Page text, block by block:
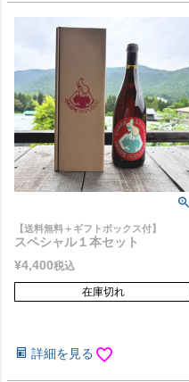
【送料無料＋ギフトボックス付】
スペシャル１本セット
¥4,400税込
在庫切れ
詳細を見る